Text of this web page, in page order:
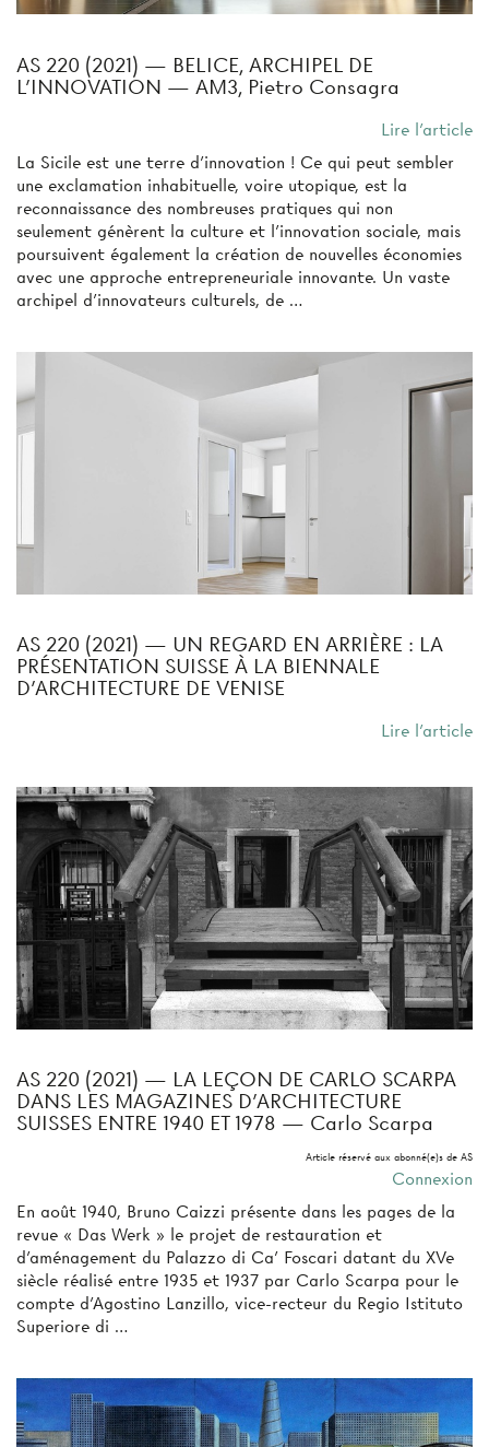
AS 220 (2021) — BELICE, ARCHIPEL DE
L'INNOVATION — AM3, Pietro Consagra
Lire l'article
La Sicile est une terre d’innovation ! Ce qui peut sembler
une exclamation inhabituelle, voire utopique, est la
reconnaissance des nombreuses pratiques qui non
seulement génèrent la culture et l’innovation sociale, mais
poursuivent également la création de nouvelles économies
avec une approche entrepreneuriale innovante. Un vaste
archipel d’innovateurs culturels, de …
AS 220 (2021) — UN REGARD EN ARRIÈRE : LA
PRÉSENTATION SUISSE À LA BIENNALE
D’ARCHITECTURE DE VENISE
Lire l'article
AS 220 (2021) — LA LEÇON DE CARLO SCARPA
DANS LES MAGAZINES D’ARCHITECTURE
SUISSES ENTRE 1940 ET 1978 — Carlo Scarpa
Article réservé aux abonné(e)s de AS
Connexion
En août 1940, Bruno Caizzi présente dans les pages de la
revue « Das Werk » le projet de restauration et
d’aménagement du Palazzo di Ca’ Foscari datant du XVe
siècle réalisé entre 1935 et 1937 par Carlo Scarpa pour le
compte d’Agostino Lanzillo, vice-recteur du Regio Istituto
Superiore di …